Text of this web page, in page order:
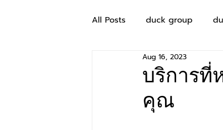
All Posts duck group
บริการที่
คุณ
Aug 16, 2023